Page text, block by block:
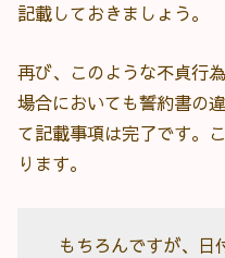
記載しておきましょう。
再び、このような不貞行
場合においても誓約書の
て記載事項は完了です。
ります。
もちろんですが、日